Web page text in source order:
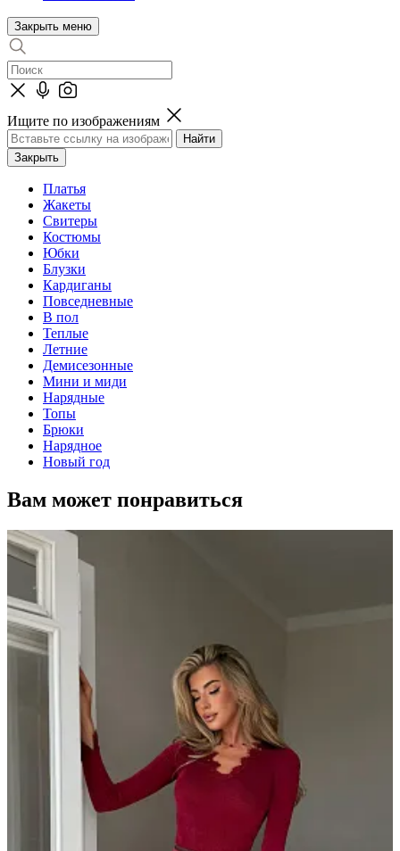
Закрыть меню
Ищите по изображениям
Закрыть
Платья
Жакеты
Свитеры
Костюмы
Юбки
Блузки
Кардиганы
Повседневные
В пол
Теплые
Летние
Демисезонные
Мини и миди
Нарядные
Топы
Брюки
Нарядное
Новый год
Вам может понравиться